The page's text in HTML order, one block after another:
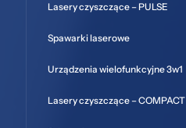
Lasery czyszczące – PULSE
Spawarki laserowe
Urządzenia wielofunkcyjne 3w1
Lasery czyszczące – COMPACT